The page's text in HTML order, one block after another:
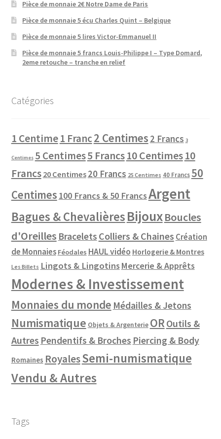
Pièce de monnaie 2€ Notre Dame de Paris
Pièce de monnaie 5 écu Charles Quint – Belgique
Pièce de monnaie 5 lires Victor-Emmanuel II
Pièce de monnaie 5 francs Louis-Philippe I – Type Domard,
2eme retouche – tranche en relief
Catégories
1 Centime1 Franc2 Centimes 2 Francs 3
Centimes 5 Centimes5 Francs10 Centimes10
Francs 20 Centimes 20 Francs 25 Centimes 40 Francs 50
Centimes 100 Francs & 50 FrancsArgent
Bagues & ChevalièresBijouxBoucles
d'Oreilles Bracelets Colliers & Chaines Création
de Monnaies Féodales HAUL vidéo Horlogerie & Montres
Les Billets Lingots & Lingotins Mercerie & Apprêts
Modernes & Investissement
Monnaies du monde Médailles & Jetons
Numismatique Objets & Argenterie OR Outils &
Autres Pendentifs & Broches Piercing & Body
Romaines RoyalesSemi-numismatique
Vendu & Autres
Tags